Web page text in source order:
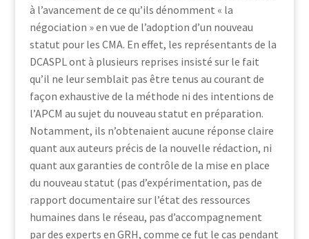
à l’avancement de ce qu’ils dénomment « la
négociation » en vue de l’adoption d’un nouveau
statut pour les CMA. En effet, les représentants de la
DCASPL ont à plusieurs reprises insisté sur le fait
qu’il ne leur semblait pas être tenus au courant de
façon exhaustive de la méthode ni des intentions de
l’APCM au sujet du nouveau statut en préparation.
Notamment, ils n’obtenaient aucune réponse claire
quant aux auteurs précis de la nouvelle rédaction, ni
quant aux garanties de contrôle de la mise en place
du nouveau statut (pas d’expérimentation, pas de
rapport documentaire sur l’état des ressources
humaines dans le réseau, pas d’accompagnement
par des experts en GRH, comme ce fut le cas pendant